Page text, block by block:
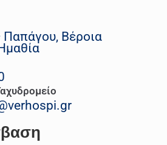
Παπάγου, Βέροια